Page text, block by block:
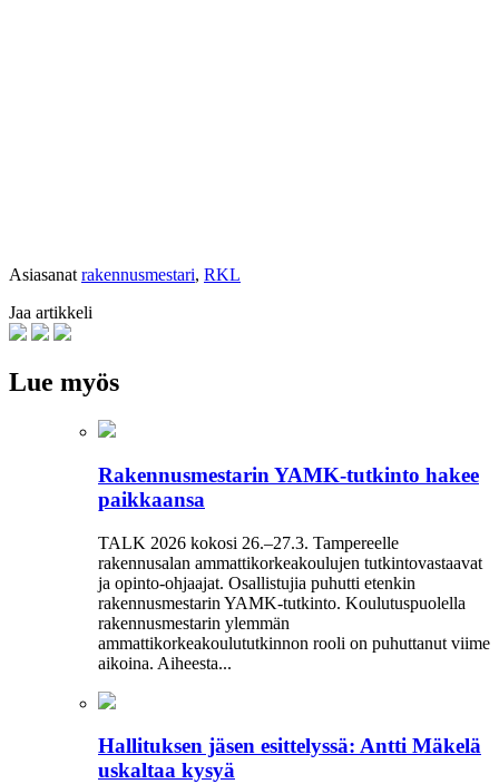
Asiasanat rakennusmestari, RKL
Jaa artikkeli
Lue myös
Rakennusmestarin YAMK-tutkinto hakee
paikkaansa
TALK 2026 kokosi 26.–27.3. Tampereelle
rakennusalan ammattikorkeakoulujen tutkintovastaavat
ja opinto-ohjaajat. Osallistujia puhutti etenkin
rakennusmestarin YAMK-tutkinto. Koulutuspuolella
rakennusmestarin ylemmän
ammattikorkeakoulututkinnon rooli on puhuttanut viime
­aikoina. ­Aiheesta...
Hallituksen jäsen esittelyssä: Antti Mäkelä
uskaltaa kysyä